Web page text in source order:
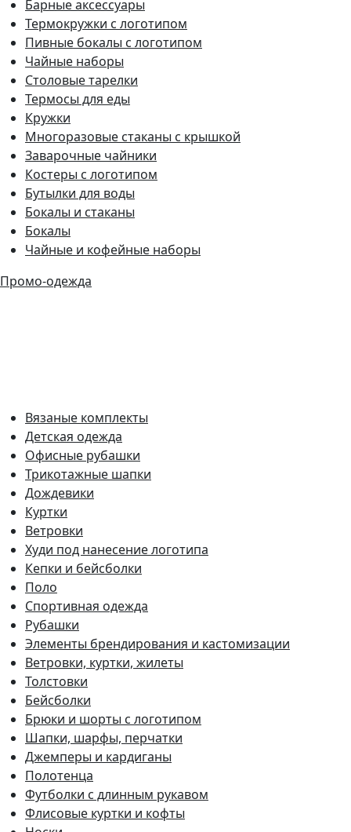
Барные аксессуары
Термокружки с логотипом
Пивные бокалы с логотипом
Чайные наборы
Столовые тарелки
Термосы для еды
Кружки
Многоразовые стаканы с крышкой
Заварочные чайники
Костеры с логотипом
Бутылки для воды
Бокалы и стаканы
Бокалы
Чайные и кофейные наборы
Промо-одежда
Вязаные комплекты
Детская одежда
Офисные рубашки
Трикотажные шапки
Дождевики
Куртки
Ветровки
Худи под нанесение логотипа
Кепки и бейсболки
Поло
Спортивная одежда
Рубашки
Элементы брендирования и кастомизации
Ветровки, куртки, жилеты
Толстовки
Бейсболки
Брюки и шорты с логотипом
Шапки, шарфы, перчатки
Джемперы и кардиганы
Полотенца
Футболки с длинным рукавом
Флисовые куртки и кофты